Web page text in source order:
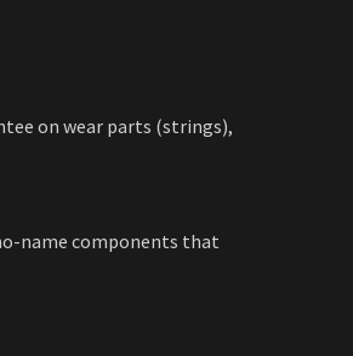
on wear parts (strings),
name components that